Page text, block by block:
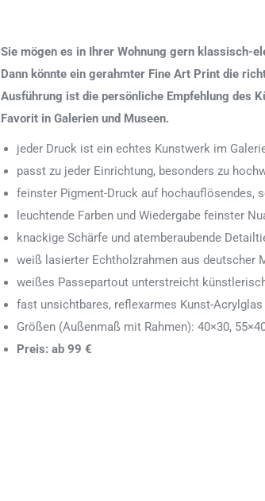
Sie mögen es in Ihrer Wohnung gern klassisch-
Dann könnte ein gerahmter Fine Art Print die
Ausführung ist die persönliche Empfehlung des
Favorit in Galerien und Museen.
jeder Druck ist ein echtes Kunstwerk im
passt zu jeder Einrichtung, besonders zu
feinster Pigment-Druck auf hochauflösendes,
leuchtende Farben und Wiedergabe feinster
knackige Schärfe und atemberaubende
weiß lasierter Echtholzrahmen aus deutscher
weißes Passepartout unterstreicht
fast unsichtbares, reflexarmes Kunst-Acrylglas
Größen (Außenmaß mit Rahmen): 40×30,
Preis: ab 99 €